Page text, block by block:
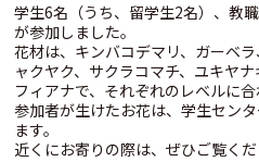
学生6名（うち、留学生2名）、教
が参加しました。
花材は、キンバコデマリ、ガーベ
ャクヤク、サクラコマチ、ユキヤ
フィアナで、それぞれのレベルに合
参加者が生けたお花は、学生セン
ます。
近くにお寄りの際は、ぜひご覧くだ